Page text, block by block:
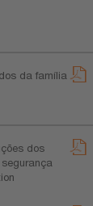
da família
dos